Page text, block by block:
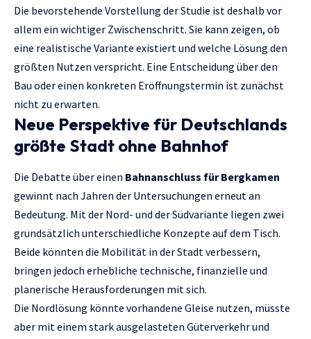
Die bevorstehende Vorstellung der Studie ist deshalb vor
allem ein wichtiger Zwischenschritt. Sie kann zeigen, ob
eine realistische Variante existiert und welche Lösung den
größten Nutzen verspricht. Eine Entscheidung über den
Bau oder einen konkreten Eröffnungstermin ist zunächst
nicht zu erwarten.
Neue Perspektive für Deutschlands
größte Stadt ohne Bahnhof
Die Debatte über einen Bahnanschluss für Bergkamen
gewinnt nach Jahren der Untersuchungen erneut an
Bedeutung. Mit der Nord- und der Südvariante liegen zwei
grundsätzlich unterschiedliche Konzepte auf dem Tisch.
Beide könnten die Mobilität in der Stadt verbessern,
bringen jedoch erhebliche technische, finanzielle und
planerische Herausforderungen mit sich.
Die Nordlösung könnte vorhandene Gleise nutzen, müsste
aber mit einem stark ausgelasteten Güterverkehr und